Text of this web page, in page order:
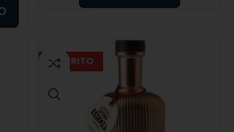
ESAURITO